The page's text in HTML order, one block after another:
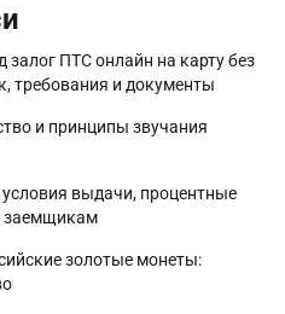
ПТС онлайн на карту без
требования и документы
и принципы звучания
выдачи, процентные
заемщикам
золотые монеты: